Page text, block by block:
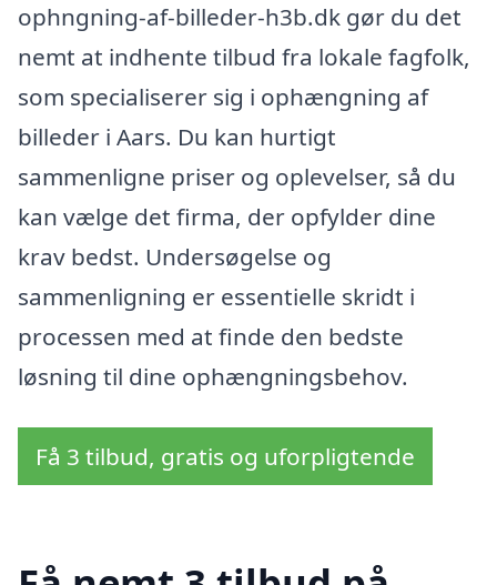
ophngning-af-billeder-h3b.dk gør du det
nemt at indhente tilbud fra lokale fagfolk,
som specialiserer sig i ophængning af
billeder i Aars. Du kan hurtigt
sammenligne priser og oplevelser, så du
kan vælge det firma, der opfylder dine
krav bedst. Undersøgelse og
sammenligning er essentielle skridt i
processen med at finde den bedste
løsning til dine ophængningsbehov.
Få 3 tilbud, gratis og uforpligtende